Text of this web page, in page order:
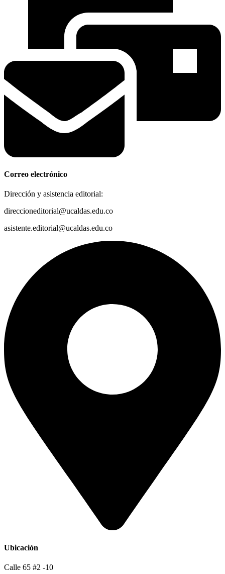
Correo electrónico
Dirección y asistencia editorial:
direccioneditorial@ucaldas.edu.co
asistente.editorial@ucaldas.edu.co
Ubicación
Calle 65 #2 -10